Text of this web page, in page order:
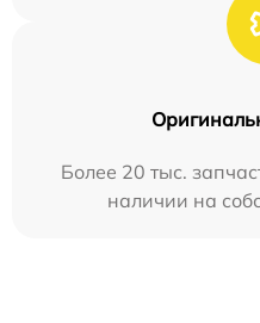
Более 20 тыс.
наличии на